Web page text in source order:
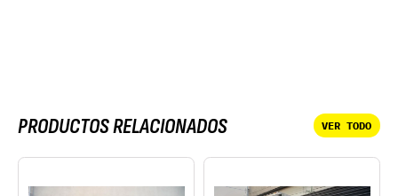
PRODUCTOS RELACIONADOS VER TODO